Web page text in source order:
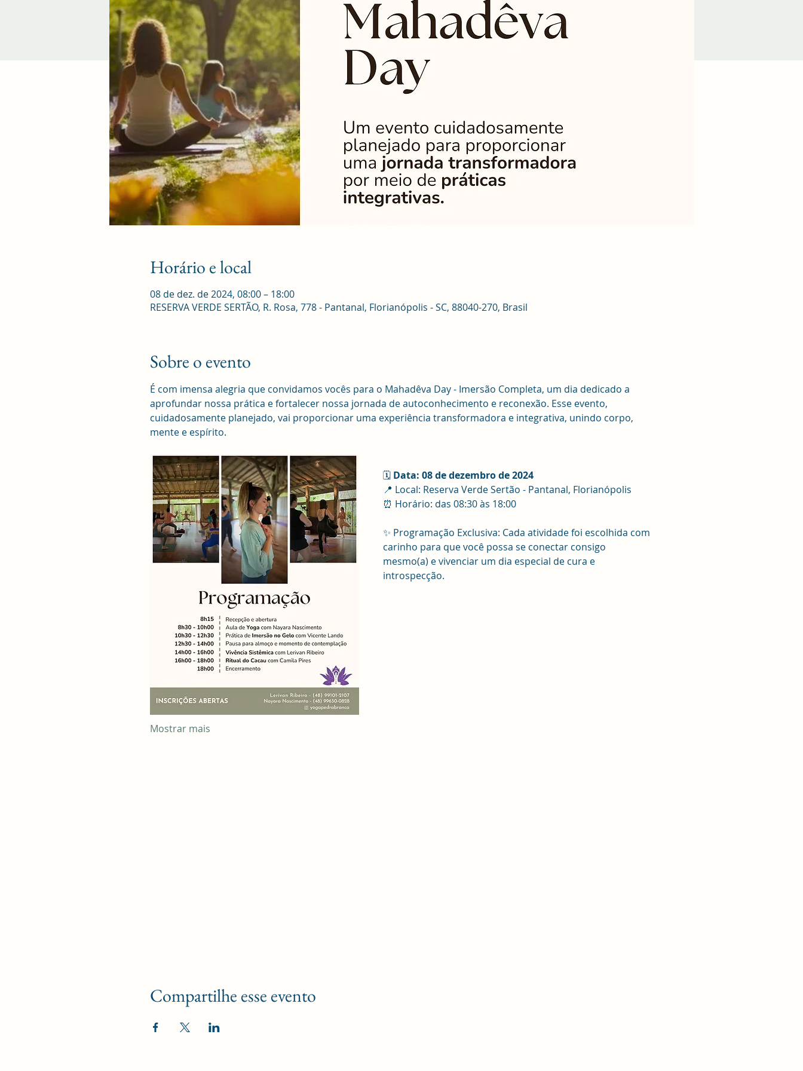
Horário e local
08 de dez. de 2024, 08:00 – 18:00
RESERVA VERDE SERTÃO, R. Rosa, 778 - Pantanal, Florianópolis - SC, 88040-270, Brasil
Sobre o evento
É com imensa alegria que convidamos vocês para o Mahadêva Day - Imersão Completa, um dia dedicado a
aprofundar nossa prática e fortalecer nossa jornada de autoconhecimento e reconexão. Esse evento,
cuidadosamente planejado, vai proporcionar uma experiência transformadora e integrativa, unindo corpo,
mente e espírito.
🗓 Data: 08 de dezembro de 2024
📍 Local: Reserva Verde Sertão - Pantanal, Florianópolis
⏰ Horário: das 08:30 às 18:00
✨ Programação Exclusiva: Cada atividade foi escolhida com
carinho para que você possa se conectar consigo
mesmo(a) e vivenciar um dia especial de cura e
introspecção.
Mostrar mais
Compartilhe esse evento